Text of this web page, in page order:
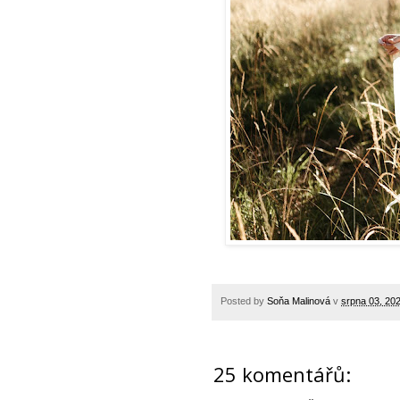
Posted by Soňa Malinová v srpna 03,
25 komentářů: